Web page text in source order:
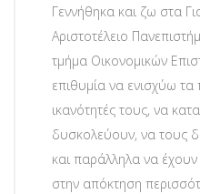
Γεννήθηκα και ζω στα
Αριστοτέλειο
τμήμα Οικονομικών
επιθυμία να ενισχύω τα
ικανότητές τους, να
δυσκολεύουν, να τους
και παράλληλα να
στην απόκτηση